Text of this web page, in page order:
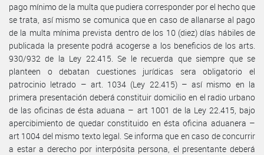
pago mínimo de la multa que pudiera corresponder por el hecho que
se trata, así mismo se comunica que en caso de allanarse al pago
de la multa mínima prevista dentro de los 10 (diez) días hábiles de
publicada la presente podrá acogerse a los beneficios de los arts.
930/932 de la Ley 22.415. Se le recuerda que siempre que se
planteen o debatan cuestiones jurídicas sera obligatorio el
patrocinio letrado – art. 1034 (Ley 22.415) – así mismo en la
primera presentación deberá constituir domicilio en el radio urbano
de las oficinas de ésta aduana – art 1001 de la Ley 22.415, bajo
apercibimiento de quedar constituido en ésta oficina aduanera –
art 1004 del mismo texto legal. Se informa que en caso de concurrir
a estar a derecho por interpósita persona, el presentante deberá